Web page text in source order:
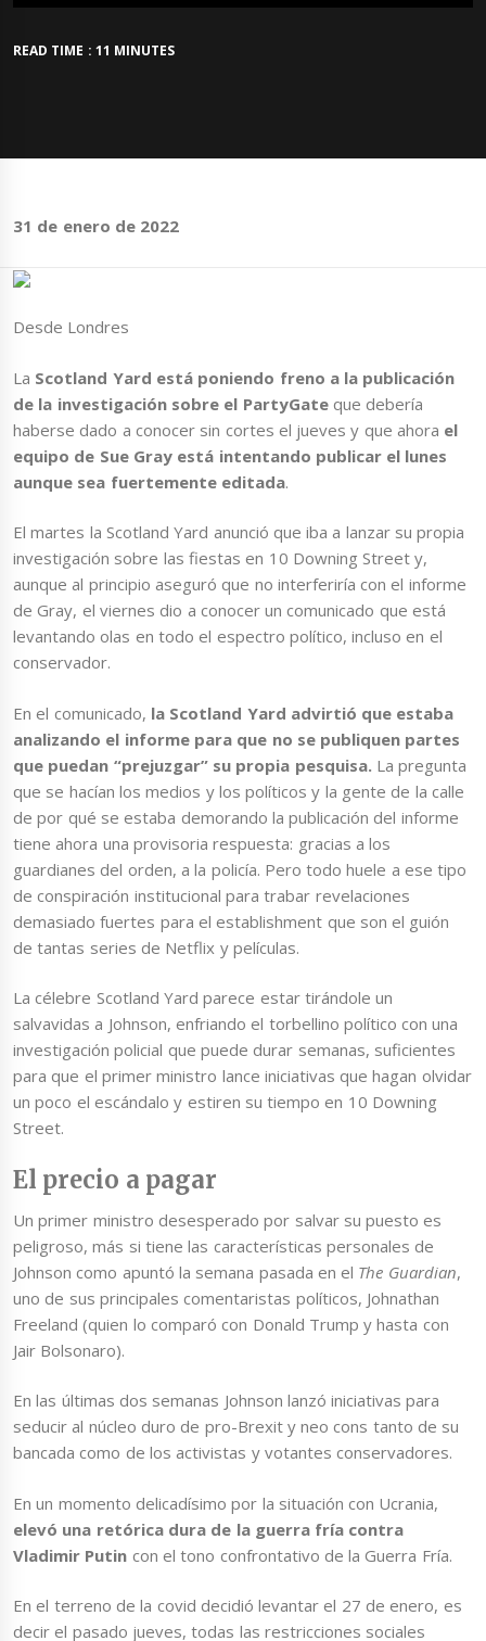
READ TIME : 11 MINUTES
31 de enero de 2022
Desde Londres
La Scotland Yard está poniendo freno a la publicación
de la investigación sobre el PartyGate que debería
haberse dado a conocer sin cortes el jueves y que ahora el
equipo de Sue Gray está intentando publicar el lunes
aunque sea fuertemente editada.
El martes la Scotland Yard anunció que iba a lanzar su propia
investigación sobre las fiestas en 10 Downing Street y,
aunque al principio aseguró que no interferiría con el informe
de Gray, el viernes dio a conocer un comunicado que está
levantando olas en todo el espectro político, incluso en el
conservador.
En el comunicado, la Scotland Yard advirtió que estaba
analizando el informe para que no se publiquen partes
que puedan “prejuzgar” su propia pesquisa. La pregunta
que se hacían los medios y los políticos y la gente de la calle
de por qué se estaba demorando la publicación del informe
tiene ahora una provisoria respuesta: gracias a los
guardianes del orden, a la policía. Pero todo huele a ese tipo
de conspiración institucional para trabar revelaciones
demasiado fuertes para el establishment que son el guión
de tantas series de Netflix y películas.
La célebre Scotland Yard parece estar tirándole un
salvavidas a Johnson, enfriando el torbellino político con una
investigación policial que puede durar semanas, suficientes
para que el primer ministro lance iniciativas que hagan olvidar
un poco el escándalo y estiren su tiempo en 10 Downing
Street.
El precio a pagar
Un primer ministro desesperado por salvar su puesto es
peligroso, más si tiene las características personales de
Johnson como apuntó la semana pasada en el The Guardian,
uno de sus principales comentaristas políticos, Johnathan
Freeland (quien lo comparó con Donald Trump y hasta con
Jair Bolsonaro).
En las últimas dos semanas Johnson lanzó iniciativas para
seducir al núcleo duro de pro-Brexit y neo cons tanto de su
bancada como de los activistas y votantes conservadores.
En un momento delicadísimo por la situación con Ucrania,
elevó una retórica dura de la guerra fría contra
Vladimir Putin con el tono confrontativo de la Guerra Fría.
En el terreno de la covid decidió levantar el 27 de enero, es
decir el pasado jueves, todas las restricciones sociales